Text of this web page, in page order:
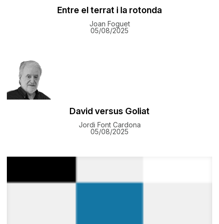
Entre el terrat i la rotonda
Joan Foguet
05/08/2025
David versus Goliat
Jordi Font Cardona
05/08/2025